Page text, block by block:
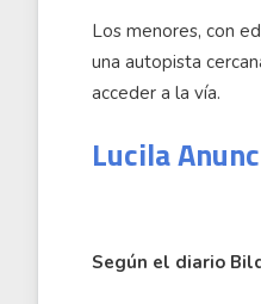
Los menores, con
una autopista
acceder a la vía.
Lucila
Según el diario